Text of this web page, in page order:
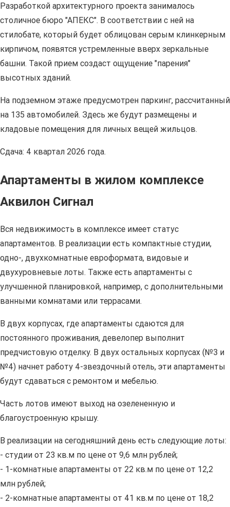
Разработкой архитектурного проекта занималось
столичное бюро "АПЕКС". В соответствии с ней на
стилобате, который будет облицован серым клинкерным
кирпичом, появятся устремленные вверх зеркальные
башни. Такой прием создаст ощущение "парения"
высотных зданий.
На подземном этаже предусмотрен паркинг, рассчитанный
на 135 автомобилей. Здесь же будут размещены и
кладовые помещения для личных вещей жильцов.
Сдача: 4 квартал 2026 года.
Апартаменты в жилом комплексе
Аквилон Сигнал
Вся недвижимость в комплексе имеет статус
апартаментов. В реализации есть компактные студии,
одно-, двухкомнатные евроформата, видовые и
двухуровневые лоты. Также есть апартаменты с
улучшенной планировкой, например, с дополнительными
ванными комнатами или террасами.
В двух корпусах, где апартаменты сдаются для
постоянного проживания, девелопер выполнит
предчистовую отделку. В двух остальных корпусах (№3 и
№4) начнет работу 4-звездочный отель, эти апартаменты
будут сдаваться с ремонтом и мебелью.
Часть лотов имеют выход на озелененную и
благоустроенную крышу.
В реализации на сегодняшний день есть следующие лоты:
- студии от 23 кв.м по цене от 9,6 млн рублей;
- 1-комнатные апартаменты от 22 кв.м по цене от 12,2
млн рублей;
- 2-комнатные апартаменты от 41 кв.м по цене от 18,2